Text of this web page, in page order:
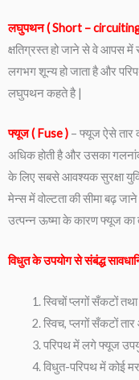
लघुपथन ( Short –
क्षतिग्रस्त हो जाने से वे आपस में
लगभग शून्य हो जाता है और
लघुपथन कहते है |
फ्यूज ( Fuse ) – फ्यूज ऐसे तार
अधिक होती है और उसका
के लिए सबसे आवश्यक सुरक्षा
मेन्स में वोल्टता की सीमा बढ़
उत्पन्न ऊष्मा के कारण फ्यूज का
विधुत के उपयोग से संबंद्ध
स्विचों प्लगों सँकटों
स्विच, प्लगों सँकटों
परिपथ में लगे फ्यूज
विधुत-परिपथ में कोई